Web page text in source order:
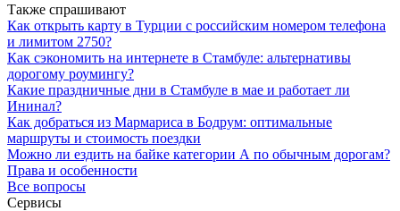
Также спрашивают
Как открыть карту в Турции с российским номером телефона
и лимитом 2750?
Как сэкономить на интернете в Стамбуле: альтернативы
дорогому роумингу?
Какие праздничные дни в Стамбуле в мае и работает ли
Ининал?
Как добраться из Мармариса в Бодрум: оптимальные
маршруты и стоимость поездки
Можно ли ездить на байке категории А по обычным дорогам?
Права и особенности
Все вопросы
Сервисы